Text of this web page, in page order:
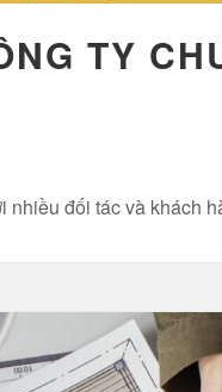
TY
nhiều đối tác và khách